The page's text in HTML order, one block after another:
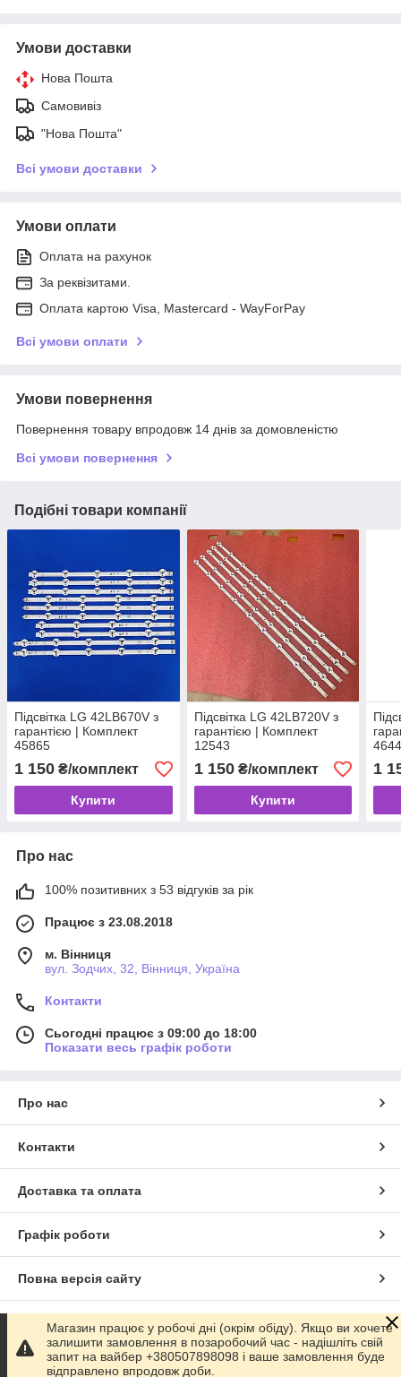
Умови доставки
Нова Пошта
Самовивіз
"Нова Пошта"
Всі умови доставки
Умови оплати
Оплата на рахунок
За реквізитами.
Оплата картою Visa, Mastercard - WayForPay
Всі умови оплати
Умови повернення
Повернення товару впродовж 14 днів за домовленістю
Всі умови повернення
Подібні товари компанії
Підсвітка LG 42LB670V з
гарантією | Комплект
45865
1 150 ₴/комплект
Купити
Підсвітка LG 42LB720V з
гарантією | Комплект
12543
1 150₴/комплект
Купити
1
Про нас
100% позитивних з 53 відгуків за рік
Працює з 23.08.2018
м. Вінниця
вул. Зодчих, 32, Вінниця, Україна
Контакти
Сьогодні працює з 09:00 до 18:00
Показати весь графік роботи
Про нас
Контакти
Доставка та оплата
Графік роботи
Повна версія сайту
Сайт створено на маркетплейсіProm.ua
Політика конфіденційності
Магазин працює у робочі дні (окрім обіду). Якщо ви хочете
залишити замовлення в позаробочий час - надішліть свій
запит на вайбер +380507898098 і ваше замовлення буде
відправлено впродовж доби.